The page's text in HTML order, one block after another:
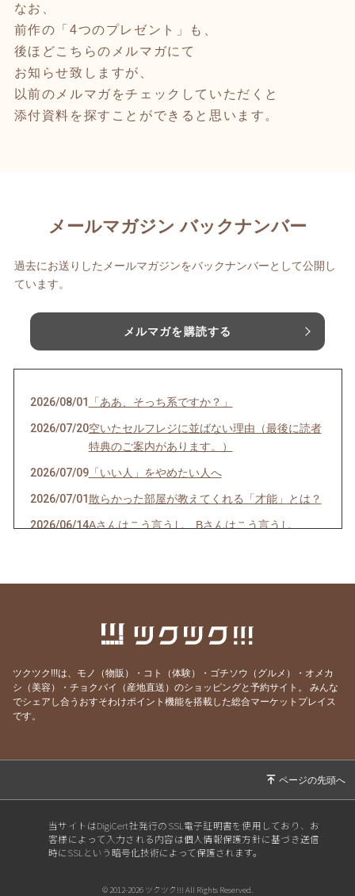
なお、
前作の「4つのプレゼント」も、
後ほどこちらのメルマガにて
お知らせ致しますが、
以前のメルマガをチェックしていただくと
添付資料を探すことができると思います。
メールマガジン バックナンバー
過去にお送りしたメールマガジンをバックナンバーとして公開し
ています。
メルマガを購読する
2026/08/01 「ああ、そっち系ですか？」
2026/07/20空いたセルフレジに並ばない理由（最後に読者
特典のご案内があります。）
2026/07/09「いい人」をやめたい人へ
2026/07/01散らかった部屋が教えてくれる「才能」とは？
2026/06/14Aさんはこう言うし、Bさんはこう言うし…
護師さんの動画紹介です）
GW明け明け1週間が過ぎました。やる気が出な
い本当の理由
2026/05/03「すみません」が口グセになっていませんか？
2026/04/27
2026/04/053日坊主は怠慢だから・・・ではありません！
2026/03/07もう「努力すること」は、やめましょう！
2026/02/08「もう歳だから…」は間違いです。
ツクツク!!!は、モノ（物販）・コト（体験）・ゴチソウ（グルメ）・オメカ
シ（美容）・チョクバイ（産地直送）のショッピングと予約サイト。
みんな
でシェアし合うおすそわけポイント機能を搭載した総合マーケットプレイス
です。
当サイトはDigiCert社発行のSSL電子証明書を使用しており、お
客様によって入力される内容は個人情報保護方針に基づき送信
時にSSLという暗号化技術によって保護されます。
© 2012-2026 ツクツク!!! All Rights Reserved.